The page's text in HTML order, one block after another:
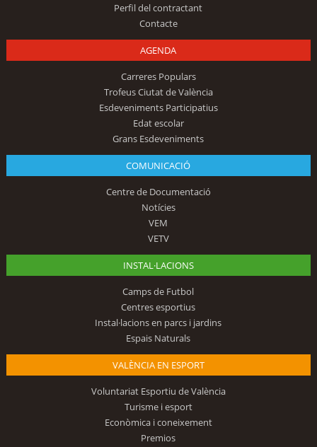
Perfil del contractant
Contacte
AGENDA
Carreres Populars
Trofeus Ciutat de València
Esdeveniments Participatius
Edat escolar
Grans Esdeveniments
COMUNICACIÓ
Centre de Documentació
Notícies
VEM
VETV
INSTAL·LACIONS
Camps de Futbol
Centres esportius
Instal·lacions en parcs i jardins
Espais Naturals
VALÈNCIA EN ESPORT
Voluntariat Esportiu de València
Turisme i esport
Econòmica i coneixement
Premios